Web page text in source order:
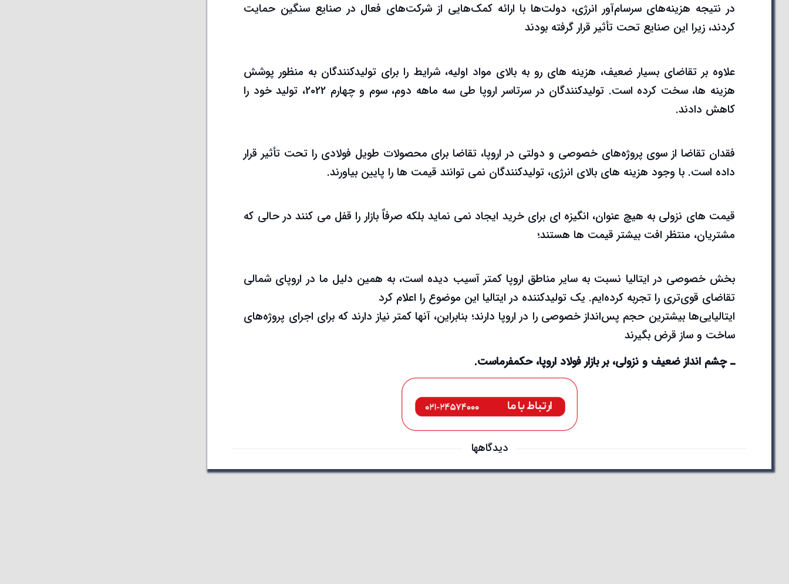
در نتیجه هزینه‌های سرسام‌آور انرژی، دولت‌ها با ارائه کمک‌هایی از شرکت‌های فعال در صنایع سنگین حمایت
کردند، زیرا این صنایع تحت تأثیر قرار گرفته بودند
علاوه بر تقاضای بسیار ضعیف، هزینه های رو به بالای مواد اولیه، شرایط را برای تولیدکنندگان به منظور پوشش
هزینه ها، سخت کرده است. تولیدکنندگان در سرتاسر اروپا طی سه ماهه دوم، سوم و چهارم 2022، تولید خود را
کاهش دادند.
فقدان تقاضا از سوی پروژه‌های خصوصی و دولتی در اروپا، تقاضا برای محصولات طویل فولادی را تحت تأثیر قرار
داده است. با وجود هزینه های بالای انرژی، تولیدکنندگان نمی توانند قیمت ها را پایین بیاورند.
قیمت های نزولی به هیچ عنوان، انگیزه ای برای خرید ایجاد نمی نماید بلکه صرفاً بازار را قفل می کنند در حالی که
مشتریان، منتظر افت بیشتر قیمت ها هستند؛
بخش خصوصی در ایتالیا نسبت به سایر مناطق اروپا کمتر آسیب دیده است، به همین دلیل ما در اروپای شمالی
تقاضای قوی‌تری را تجربه کرده‌ایم. یک تولیدکننده در ایتالیا این موضوع را اعلام کرد
ایتالیایی‌ها بیشترین حجم پس‌انداز خصوصی را در اروپا دارند؛ بنابراین، آنها کمتر نیاز دارند که برای اجرای پروژه‌های
ساخت و ساز قرض بگیرند
ـ چشم انداز ضعیف و نزولی، بر بازار فولاد اروپا، حکمفرماست.
دیدگاهها